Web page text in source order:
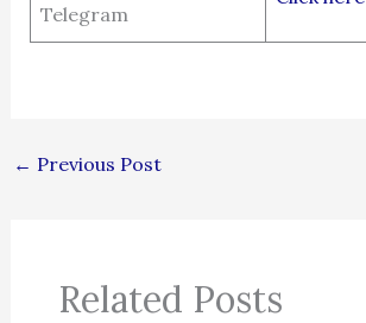
Telegram
← Previous Post
Related Posts